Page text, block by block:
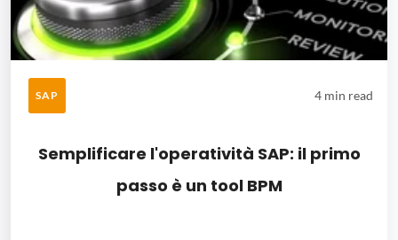
SAP 4 min read
Semplificare l'operatività SAP: il primo
passo è un tool BPM